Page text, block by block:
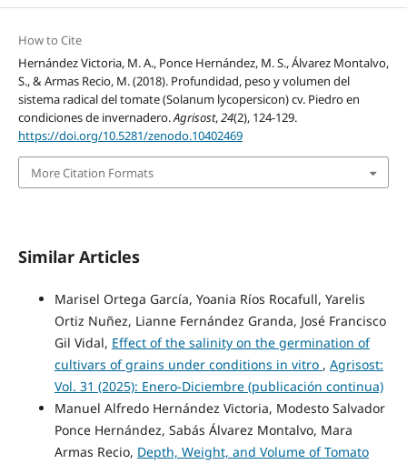
How to Cite
Hernández Victoria, M. A., Ponce Hernández, M. S., Álvarez Montalvo,
S., & Armas Recio, M. (2018). Profundidad, peso y volumen del
sistema radical del tomate (Solanum lycopersicon) cv. Piedro en
condiciones de invernadero.Agrisost,24(2), 124-129.
https://doi.org/10.5281/zenodo.10402469
More Citation Formats
Similar Articles
Marisel Ortega García, Yoania Ríos Rocafull, Yarelis
Ortiz Nuñez, Lianne Fernández Granda, José Francisco
Gil Vidal, Effect of the salinity on the germination of
cultivars of grains under conditions in vitro , Agrisost:
Vol. 31 (2025): Enero-Diciembre (publicación continua)
Manuel Alfredo Hernández Victoria, Modesto Salvador
Ponce Hernández, Sabás Álvarez Montalvo, Mara
Armas Recio, Depth, Weight, and Volume of Tomato